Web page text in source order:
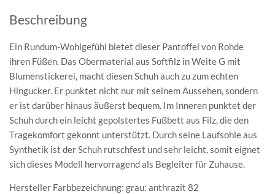
Beschreibung
Ein Rundum-Wohlgefühl bietet dieser Pantoffel von Rohde
ihren Füßen. Das Obermaterial aus Softfilz in Weite G mit
Blumenstickerei, macht diesen Schuh auch zu zum echten
Hingucker. Er punktet nicht nur mit seinem Aussehen, sondern
er ist darüber hinaus äußerst bequem. Im Inneren punktet der
Schuh durch ein leicht gepolstertes Fußbett aus Filz, die den
Tragekomfort gekonnt unterstützt. Durch seine Laufsohle aus
Synthetik ist der Schuh rutschfest und sehr leicht, somit eignet
sich dieses Modell hervorragend als Begleiter für Zuhause.
Hersteller Farbbezeichnung: grau: anthrazit 82